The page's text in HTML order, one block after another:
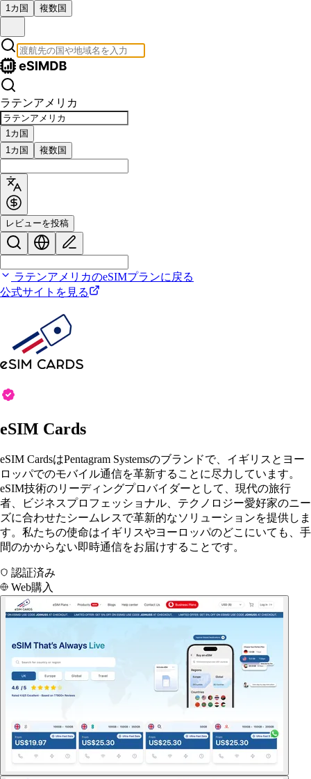
1カ国 複数国
ラテンアメリカ
1カ国
1カ国
複数国
レビューを投稿
ラテンアメリカのeSIMプランに戻る
公式サイトを見る
eSIM Cards
eSIM CardsはPentagram Systemsのブランドで、イギリスとヨー
ロッパでのモバイル通信を革新することに尽力しています。
eSIM技術のリーディングプロバイダーとして、現代の旅行
者、ビジネスプロフェッショナル、テクノロジー愛好家のニー
ズに合わせたシームレスで革新的なソリューションを提供しま
す。私たちの使命はイギリスやヨーロッパのどこにいても、手
間のかからない即時通信をお届けすることです。
認証済み
Web購入